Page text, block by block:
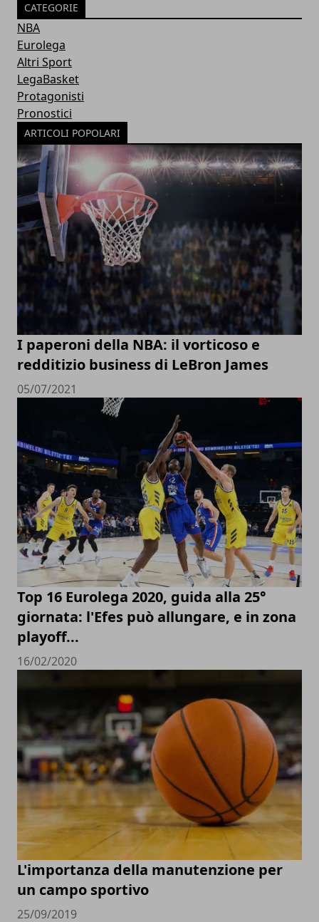
CATEGORIE
NBA
Eurolega
Altri Sport
LegaBasket
Protagonisti
Pronostici
ARTICOLI POPOLARI
I paperoni della NBA: il vorticoso e
redditizio business di LeBron James
05/07/2021
Top 16 Eurolega 2020, guida alla 25°
giornata: l'Efes può allungare, e in zona
playoff...
16/02/2020
L'importanza della manutenzione per
un campo sportivo
25/09/2019